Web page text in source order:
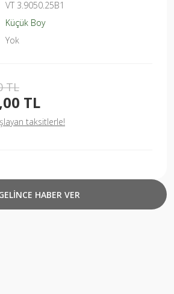
VT 3.9050.25B1
Küçük Boy
Yok
TL
TL
taksitlerle!
HABER VER